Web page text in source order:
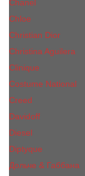
Сhanеl
Chloe
Christian Dior
Christina Aguilera
Сliniquе
Costume National
Creed
Davidoff
Diesel
Diptyque
Дольче & Габбана